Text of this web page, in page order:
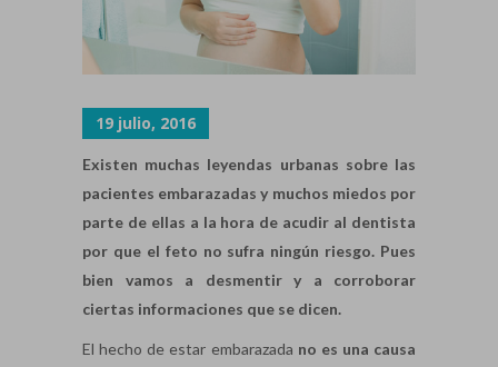
19 julio, 2016
Existen muchas leyendas urbanas sobre las
pacientes embarazadas y muchos miedos por
parte de ellas a la hora de acudir al dentista
por que el feto no sufra ningún riesgo. Pues
bien vamos a desmentir y a corroborar
ciertas informaciones que se dicen.
El hecho de estar embarazada no es una causa